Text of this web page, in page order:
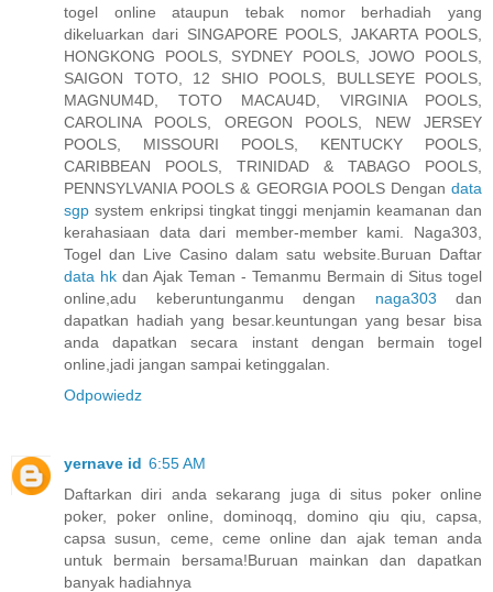
togel online ataupun tebak nomor berhadiah yang
dikeluarkan dari SINGAPORE POOLS, JAKARTA POOLS,
HONGKONG POOLS, SYDNEY POOLS, JOWO POOLS,
SAIGON TOTO, 12 SHIO POOLS, BULLSEYE POOLS,
MAGNUM4D, TOTO MACAU4D, VIRGINIA POOLS,
CAROLINA POOLS, OREGON POOLS, NEW JERSEY
POOLS, MISSOURI POOLS, KENTUCKY POOLS,
CARIBBEAN POOLS, TRINIDAD & TABAGO POOLS,
PENNSYLVANIA POOLS & GEORGIA POOLS Dengan data
sgp system enkripsi tingkat tinggi menjamin keamanan dan
kerahasiaan data dari member-member kami. Naga303,
Togel dan Live Casino dalam satu website.Buruan Daftar
data hk dan Ajak Teman - Temanmu Bermain di Situs togel
online,adu keberuntunganmu dengan naga303 dan
dapatkan hadiah yang besar.keuntungan yang besar bisa
anda dapatkan secara instant dengan bermain togel
online,jadi jangan sampai ketinggalan.
Odpowiedz
yernave id 6:55 AM
Daftarkan diri anda sekarang juga di situs poker online
poker, poker online, dominoqq, domino qiu qiu, capsa,
capsa susun, ceme, ceme online dan ajak teman anda
untuk bermain bersama!Buruan mainkan dan dapatkan
banyak hadiahnya